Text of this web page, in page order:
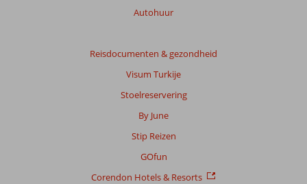
Autohuur
Reisdocumenten & gezondheid
Visum Turkije
Stoelreservering
By June
Stip Reizen
GOfun
Corendon Hotels & Resorts